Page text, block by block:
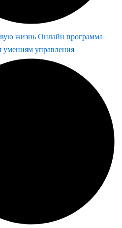
жизнь Онлайн программа
умениям управления